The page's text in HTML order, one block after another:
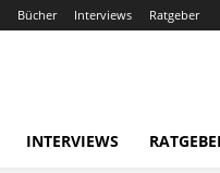
Bücher Interviews Ratgeber
INTERVIEWS